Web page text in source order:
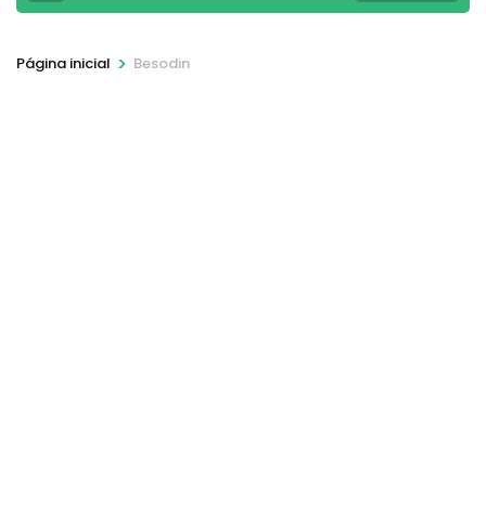
Página inicial > Besodin